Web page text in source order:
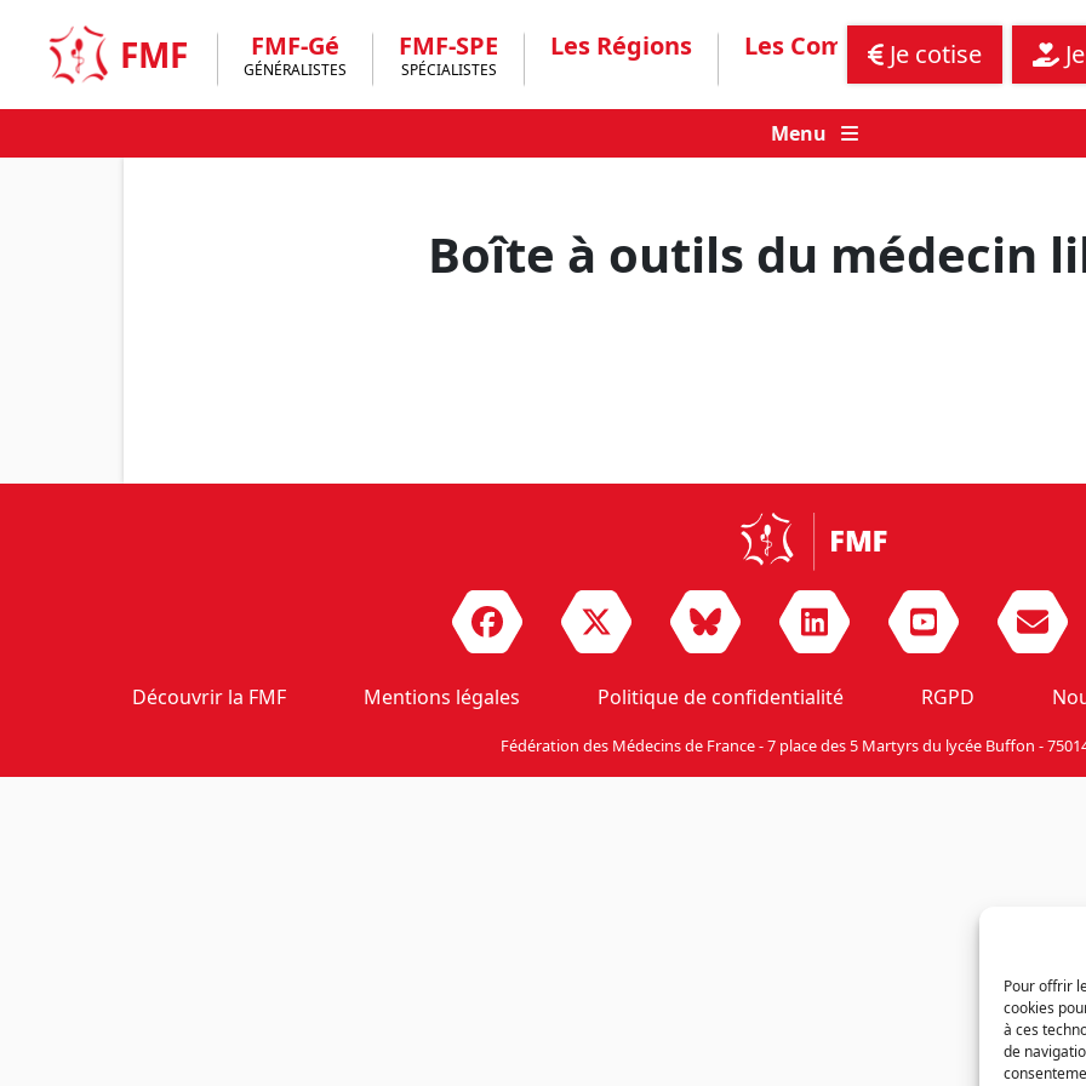
Pour offrir
cookies
à ces
de
content
FMF FMF-Gé
GÉNÉRALISTES
FMF-SPE
SPÉCIALISTES
Les Régions Les Communiqués
Je cotise
Menu
Boîte à outils du médecin
Découvrir la FMF Mentions légales Politique de confidentialité RGPD
Fédération des Médecins de France - 7 place des 5 Martyrs du lycée Buffon -